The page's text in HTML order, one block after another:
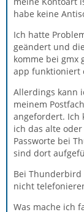
habe keine
Ich hatte
geändert und
komme bei gmx
app funktioniert
Allerdings kann
meinem
angefordert. Ich
ich das alte
Passworte bei
sind dort
Bei Thunderbird
nicht
Was mache ich